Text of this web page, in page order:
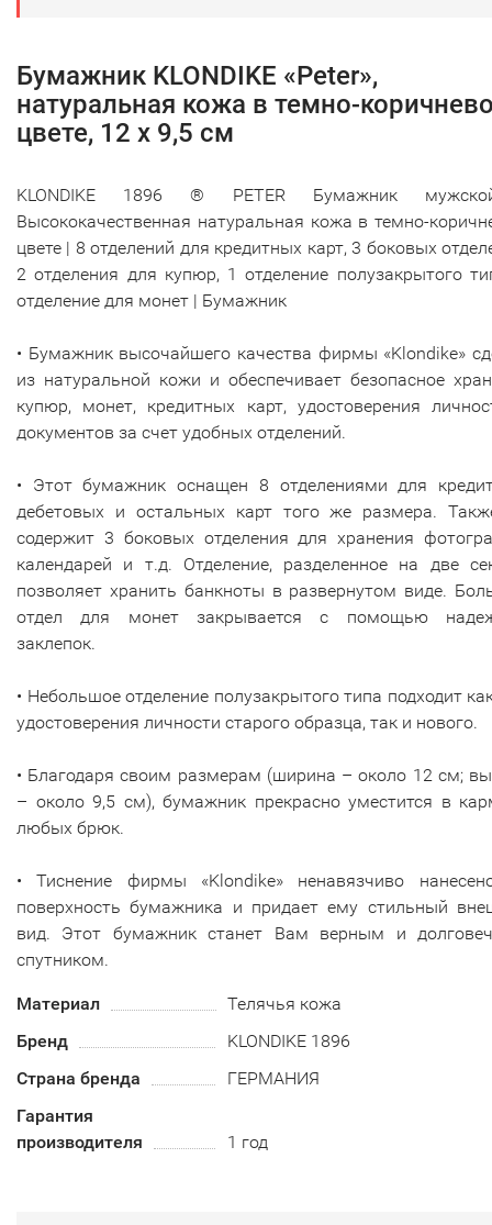
Бумажник KLONDIKE «Peter»,
натуральная кожа в темно-
цвете, 12 х 9,5 см
KLONDIKE 1896 ® PETER Бумажник
Высококачественная натуральная кожа в темно-
цвете | 8 отделений для кредитных карт, 3 боковых
2 отделения для купюр, 1 отделение полузакрытого
отделение для монет | Бумажник
• Бумажник высочайшего качества фирмы «Klondike»
из натуральной кожи и обеспечивает безопасное
купюр, монет, кредитных карт, удостоверения
документов за счет удобных отделений.
• Этот бумажник оснащен 8 отделениями для
дебетовых и остальных карт того же размера.
содержит 3 боковых отделения для хранения
календарей и т.д. Отделение, разделенное на две
позволяет хранить банкноты в развернутом виде.
отдел для монет закрывается с помощью
заклепок.
• Небольшое отделение полузакрытого типа подходит
удостоверения личности старого образца, так и нового.
• Благодаря своим размерам (ширина – около 12 см;
– около 9,5 см), бумажник прекрасно уместится в
любых брюк.
• Тиснение фирмы «Klondike» ненавязчиво
поверхность бумажника и придает ему стильный
вид. Этот бумажник станет Вам верным и
спутником.
Материал
Телячья кожа
Бренд
KLONDIKE 1896
Страна бренда
ГЕРМАНИЯ
Гарантия
производителя
1 год